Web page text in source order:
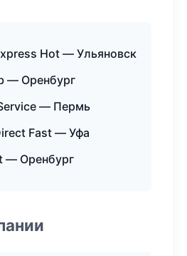
Hot — Ульяновск
— Оренбург
— Пермь
Fast — Уфа
— Оренбург